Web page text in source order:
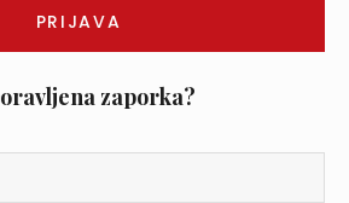
zaporka?